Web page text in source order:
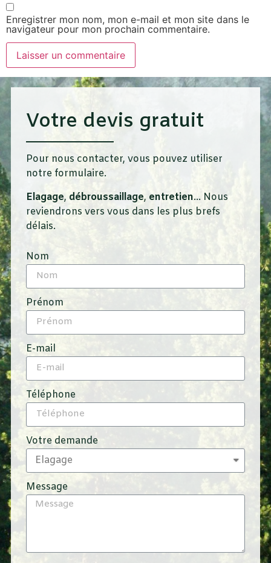
Enregistrer mon nom, mon e-mail et mon site dans le
navigateur pour mon prochain commentaire.
Votre devis gratuit
Pour nous contacter, vous pouvez utiliser
notre formulaire.
Elagage, débroussaillage, entretien… Nous
reviendrons vers vous dans les plus brefs
délais.
Nom
Prénom
E-mail
Téléphone
Votre demande
Message